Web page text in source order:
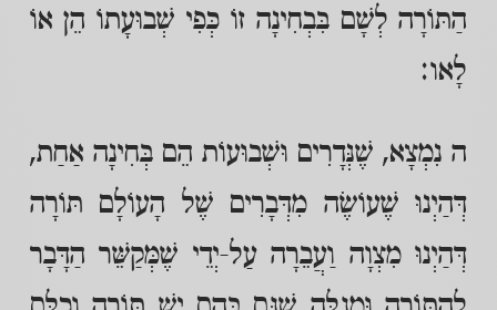
הַתּוֹרָה לְשָׁם בִּבְחִינָה זוֹ כְּפִי שְׁבוּעָתוֹ הֵן אוֹ
לָאו:
ה נִמְצָא, שֶׁנְּדָרִים וּשְׁבוּעוֹת הֵם בְּחִינָה אַחַת,
דְּהַיְנוּ שֶׁעוֹשֶׂה מִדְּבָרִים שֶׁל הָעוֹלָם תּוֹרָה
דְּהַיְנוּ מִצְוָה וַעֲבֵרָה עַל-יְדֵי שֶׁמְּקַשֵּׁר הַדָּבָר